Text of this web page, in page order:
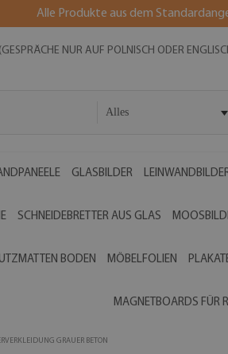
Alle Produkte aus dem
NUR AUF POLNISCH ODER
Alles
GLASBILDER
SCHNEIDEBRETTER AUS GLAS
BODEN MÖBELFOLIEN
MAGNETBOARDS FÜR
GRAUER BETON